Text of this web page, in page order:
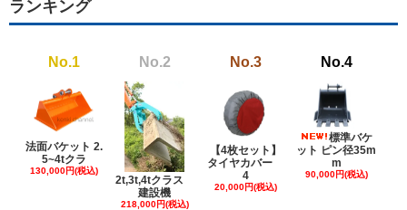
ランキング
No.1
法面バケット 2.
5~4tクラ
130,000円(税込)
No.2
2t,3t,4tクラス
建設機
218,000円(税込)
No.3
【4枚セット】
タイヤカバー
4
20,000円(税込)
No.4
標準バケ
ット ピン径35m
m
90,000円(税込)